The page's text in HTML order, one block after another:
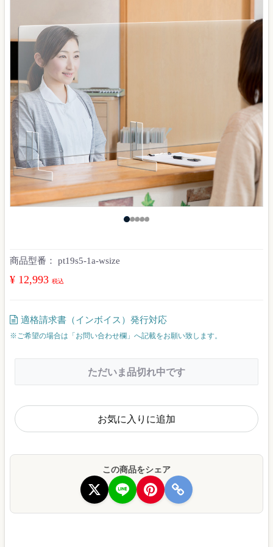
商品型番： pt19s5-1a-wsize
¥ 12,993 税込
適格請求書（インボイス）発行対応
※ご希望の場合は「お問い合わせ欄」へ記載をお願い致します。
ただいま品切れ中です
お気に入りに追加
この商品をシェア